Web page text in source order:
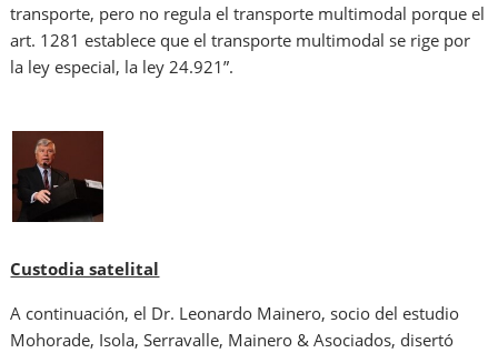
transporte, pero no regula el transporte multimodal porque el
art. 1281 establece que el transporte multimodal se rige por
la ley especial, la ley 24.921”.
Custodia satelital
A continuación, el Dr. Leonardo Mainero, socio del estudio
Mohorade, Isola, Serravalle, Mainero & Asociados, disertó